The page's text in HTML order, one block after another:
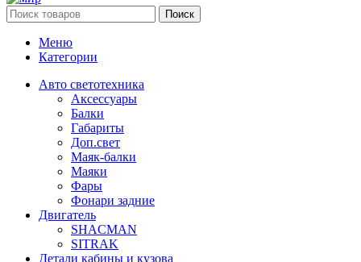
Поиск
Меню
Категории
Авто светотехника
Аксессуары
Балки
Габариты
Доп.свет
Маяк-балки
Маяки
Фары
Фонари задние
Двигатель
SHACMAN
SITRAK
Детали кабины и кузова